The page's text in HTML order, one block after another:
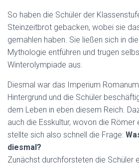
So haben die Schüler der
Steinzeitbrot gebacken, wobei sie
gemahlen haben. Sie ließen sich in
Mythologie entführen und trugen
Winterolympiade aus.
Diesmal war das Imperium
Hintergrund und die Schüler
dem Leben in eben diesem Reich.
auch die Esskultur, wovon die Römer
stellte sich also schnell die Frage:
diesmal?
Zunächst durchforsteten die Schüler